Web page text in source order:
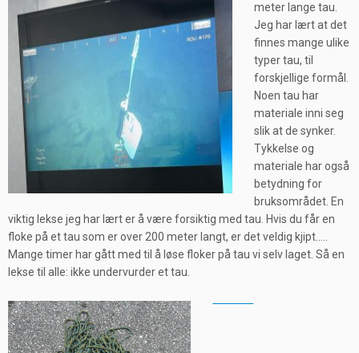
meter lange tau.
Jeg har lært at det
finnes mange ulike
typer tau, til
forskjellige formål.
Noen tau har
materiale inni seg
slik at de synker.
Tykkelse og
materiale har også
betydning for
bruksområdet. En
viktig lekse jeg har lært er å være forsiktig med tau. Hvis du får en
floke på et tau som er over 200 meter langt, er det veldig kjipt…..
Mange timer har gått med til å løse floker på tau vi selv laget. Så en
lekse til alle: ikke undervurder et tau.